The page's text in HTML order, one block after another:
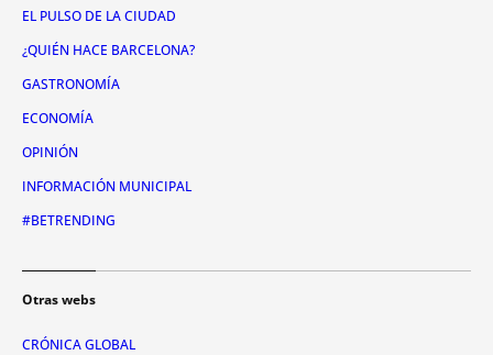
EL PULSO DE LA CIUDAD
¿QUIÉN HACE BARCELONA?
GASTRONOMÍA
ECONOMÍA
OPINIÓN
INFORMACIÓN MUNICIPAL
#BETRENDING
Otras webs
CRÓNICA GLOBAL